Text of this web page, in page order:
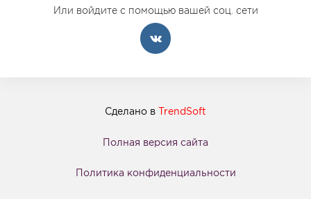
Или войдите с помощью вашей соц. сети
Сделано в TrendSoft
Полная версия сайта
Политика конфиденциальности